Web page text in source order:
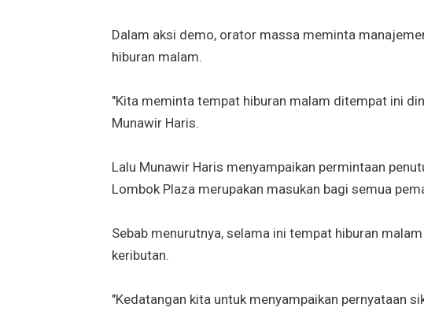
Dalam aksi demo, orator massa meminta
hiburan malam.
"Kita meminta tempat hiburan malam ditempat ini
Munawir Haris.
Lalu Munawir Haris menyampaikan permintaan
Lombok Plaza merupakan masukan bagi semua
Sebab menurutnya, selama ini tempat hiburan
keributan.
"Kedatangan kita untuk menyampaikan pernyataan